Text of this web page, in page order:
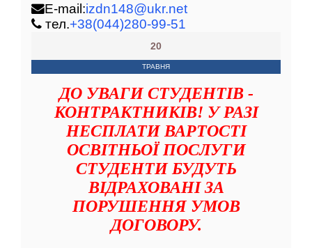
E-mail:izdn148@ukr.net
тел.+38(044)280-99-51
20
ТРАВНЯ
ДО УВАГИ СТУДЕНТІВ -
КОНТРАКТНИКІВ! У РАЗІ
НЕСПЛАТИ ВАРТОСТІ
ОСВІТНЬОЇ ПОСЛУГИ
СТУДЕНТИ БУДУТЬ
ВІДРАХОВАНІ ЗА
ПОРУШЕННЯ УМОВ
ДОГОВОРУ.